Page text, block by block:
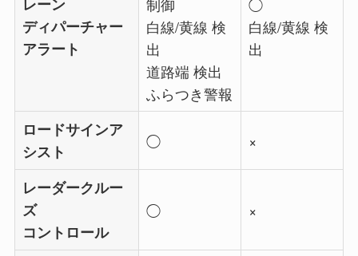
ディパーチャー
アラート
白線/黄線 検
出
道路端 検出
ふらつき警報
白線/黄線 検
出
ロードサインア
シスト
◯ ×
レーダークルー
ズ
コントロール
◯ ×